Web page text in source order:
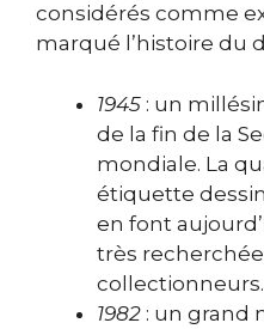
considérés comme
marqué l’histoire du
1945 : un
de la fin de la
mondiale. La
étiquette
en font
très
collectionneurs.
1982 : un grand